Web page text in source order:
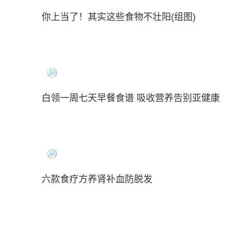
你上当了！其实这些食物不壮阳(组图)
白领一周七天早餐食谱 吸收营养告别亚健康
六款食疗方养肾补血防脱发